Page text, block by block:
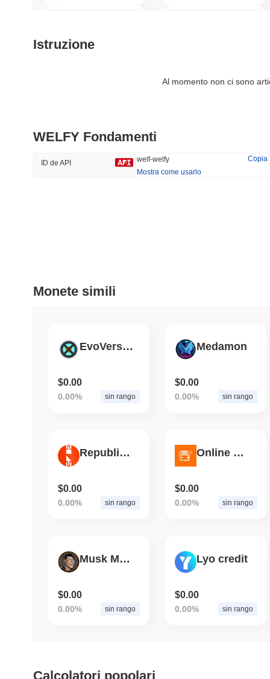
#1234
Istruzione
Al momento non ci sono
WELFY Fondamenti
ID de API welf-welfy
Copia
Mostra come usarlo
Monete simili
EvoVerses
$0.00
0.00% sin rango
Medamon
$0.00
0.00% sin rango
Republic Credits
$0.00
0.00% sin rango
Online Cold Wallet
$0.00
0.00% sin rango
Musk Melon
$0.00
0.00% sin rango
Lyo credit
$0.00
0.00% sin rango
Calcolatori popolari